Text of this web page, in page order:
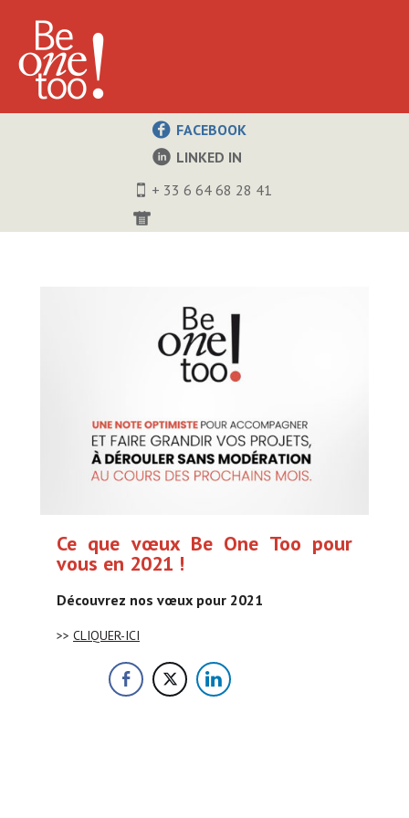
FACEBOOK
LINKED IN
+ 33 6 64 68 28 41
Ce que vœux Be One Too pour
vous en 2021 !
Découvrez nos vœux pour 2021
>> CLIQUER-ICI